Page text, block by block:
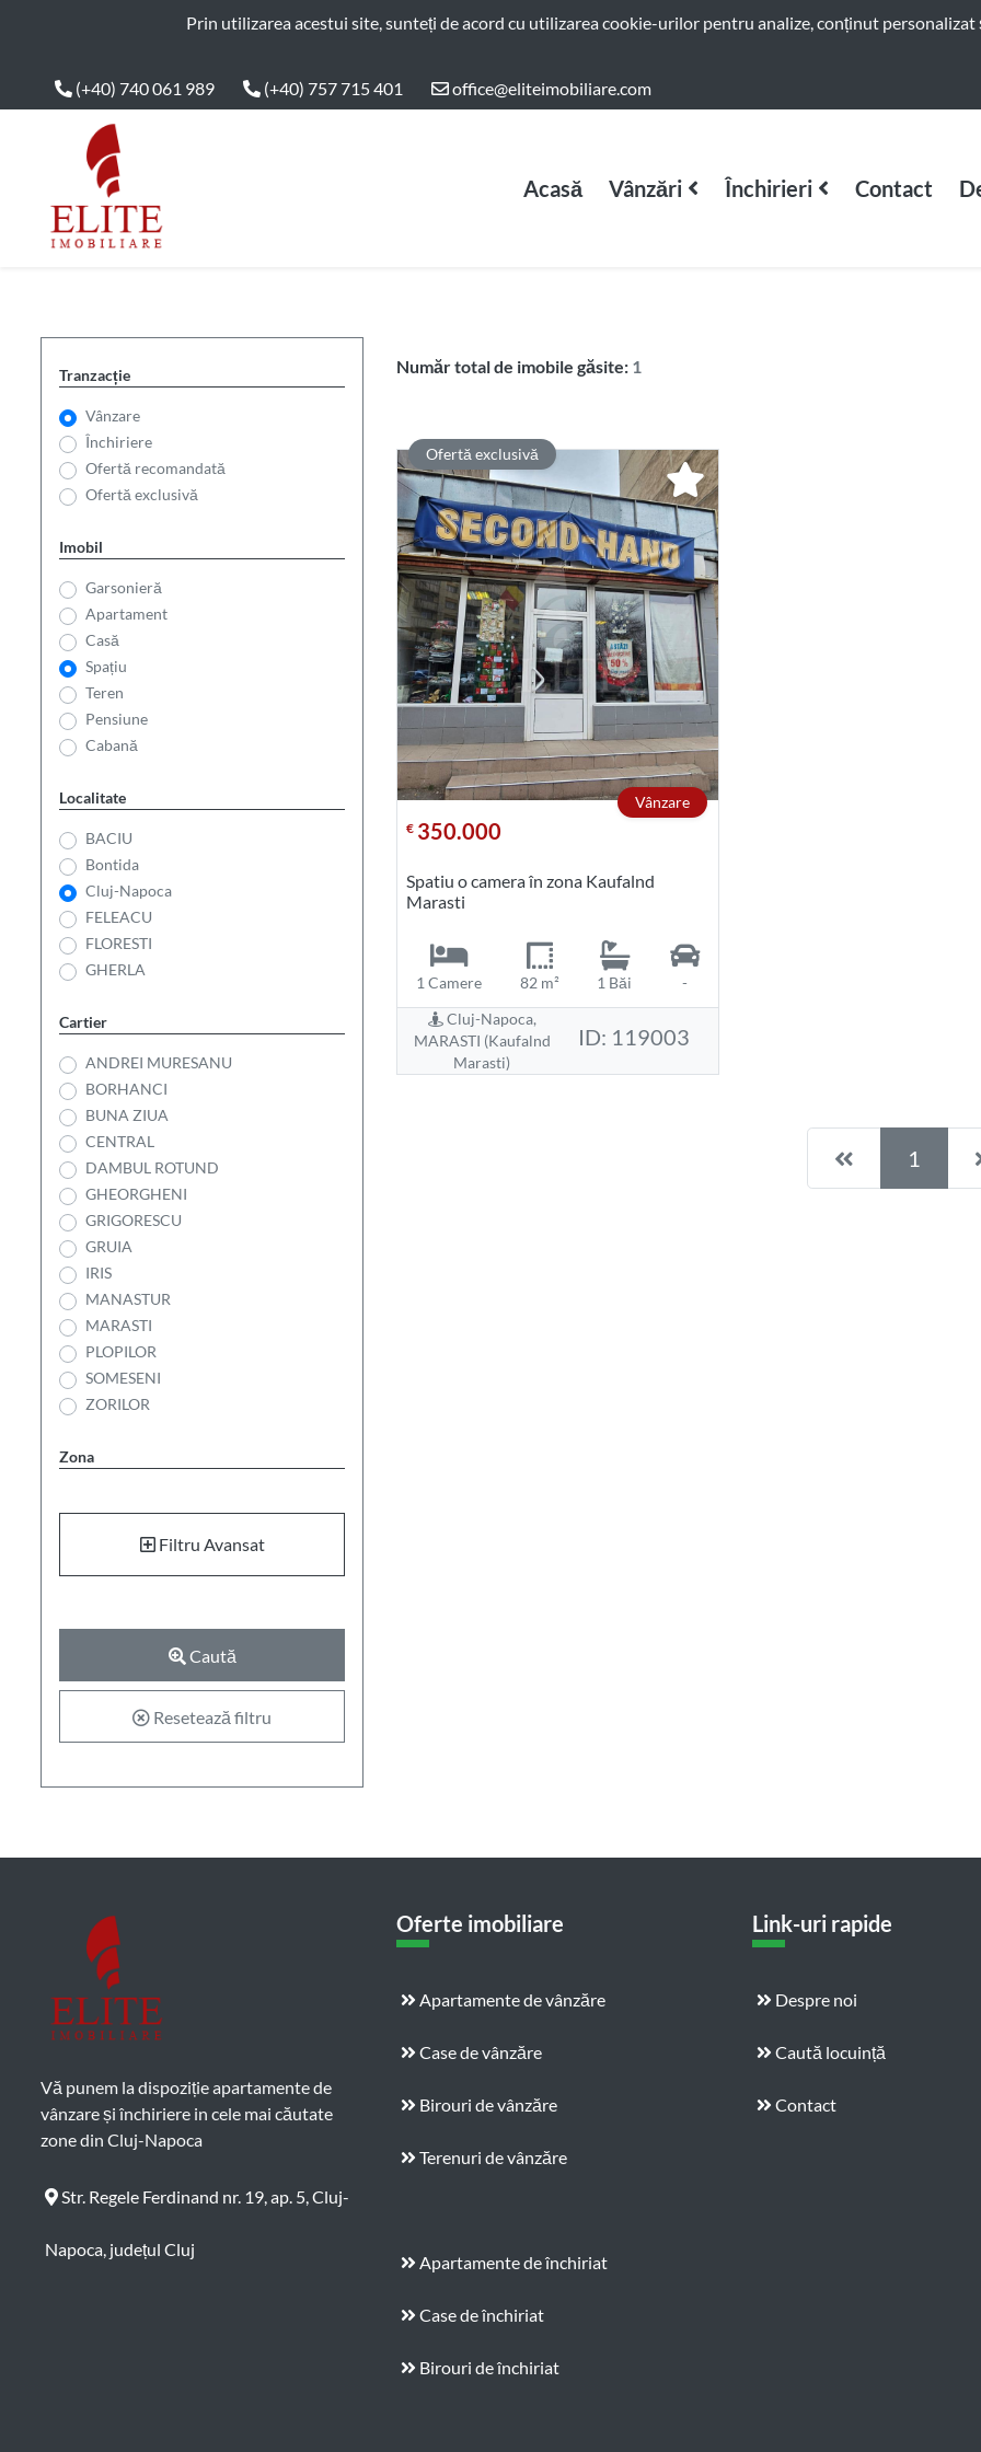
ELITE IMOBILIAREPrin utilizarea acestui site, sunteți de acord cu utilizarea cookie-urilor pentru analize, conținut personalizat
(+40) 740 061 989 (+40) 757 715 401 office@eliteimobiliare.com
Main Nav Acasă Vânzări Închirieri Contact
Tranzacție
Vânzare
Închiriere
Ofertă recomandată
Ofertă exclusivă
Imobil
Garsonieră
Apartament
Casă
Spațiu
Teren
Pensiune
Cabană
Localitate
BACIU
Bontida
Cluj-Napoca
FELEACU
FLORESTI
GHERLA
Cartier
ANDREI MURESANU
BORHANCI
BUNA ZIUA
CENTRAL
DAMBUL ROTUND
GHEORGHENI
GRIGORESCU
GRUIA
IRIS
MANASTUR
MARASTI
PLOPILOR
SOMESENI
ZORILOR
Zona
Filtru Avansat
Caută
Resetează filtru
Număr total de imobile găsite: 1
Ofertă exclusivă
Vânzare
€ 350.000
Spatiu o camera în zona Kaufalnd
Marasti
1 Camere 82 m² 1 Băi
-
Cluj-Napoca,
MARASTI (Kaufalnd
Marasti)
ID: 119003
Pagina1
Vă punem la dispoziție apartamente de
vânzare și închiriere in cele mai căutate
zone din Cluj-Napoca
Str. Regele Ferdinand nr. 19, ap. 5, Cluj-
Napoca, județul Cluj
Oferte imobiliare
Apartamente de vânzăre
Case de vânzăre
Birouri de vânzăre
Terenuri de vânzăre
Apartamente de închiriat
Case de închiriat
Birouri de închiriat
Link-uri rapide
Despre noi
Caută locuință
Contact